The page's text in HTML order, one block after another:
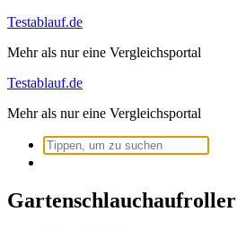
Zum
springen
Testablauf.de
Mehr als nur eine Vergleichsportal
Testablauf.de
Mehr als nur eine Vergleichsportal
Suchen
nach:
Gartenschlauchaufroller